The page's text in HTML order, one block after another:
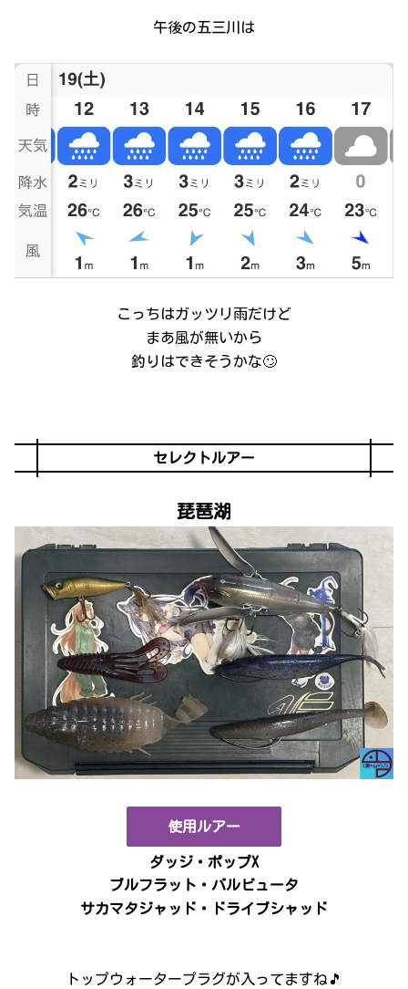
午後の五三川は
こっちはガッツリ雨だけど
まあ風が無いから
釣りはできそうかな🙄
セレクトルアー
琵琶湖
使用ルアー
ダッジ・ポップX
ブルフラット ・バルビュータ
サカマタジャッド・ドライブシャッド
トップウォータープラグが入ってますね🎵